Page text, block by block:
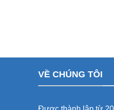
VỀ CHÚNG TÔI